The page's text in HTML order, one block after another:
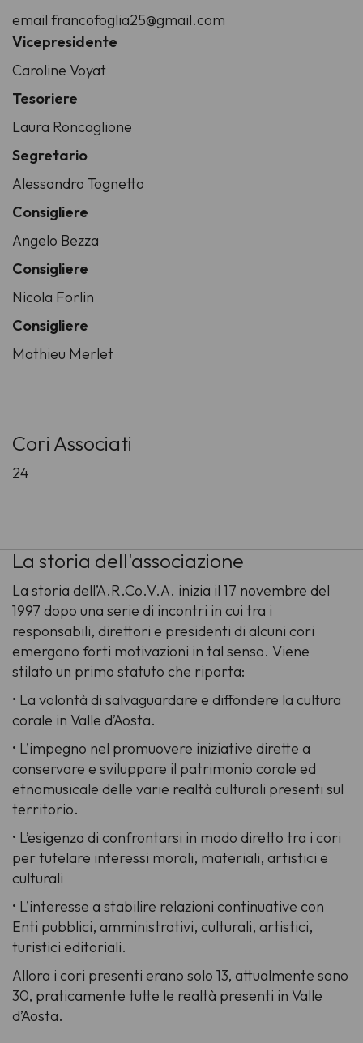
email francofoglia25@gmail.com
Vicepresidente
Caroline Voyat
Tesoriere
Laura Roncaglione
Segretario
Alessandro Tognetto
Consigliere
Angelo Bezza
Consigliere
Nicola Forlin
Consigliere
Mathieu Merlet
Cori Associati
24
La storia dell'associazione
La storia dell’A.R.Co.V.A. inizia il 17 novembre del
1997 dopo una serie di incontri in cui tra i
responsabili, direttori e presidenti di alcuni cori
emergono forti motivazioni in tal senso. Viene
stilato un primo statuto che riporta:
• La volontà di salvaguardare e diffondere la cultura
corale in Valle d’Aosta.
• L’impegno nel promuovere iniziative dirette a
conservare e sviluppare il patrimonio corale ed
etnomusicale delle varie realtà culturali presenti sul
territorio.
• L’esigenza di confrontarsi in modo diretto tra i cori
per tutelare interessi morali, materiali, artistici e
culturali
• L’interesse a stabilire relazioni continuative con
Enti pubblici, amministrativi, culturali, artistici,
turistici editoriali.
Allora i cori presenti erano solo 13, attualmente sono
30, praticamente tutte le realtà presenti in Valle
d’Aosta.